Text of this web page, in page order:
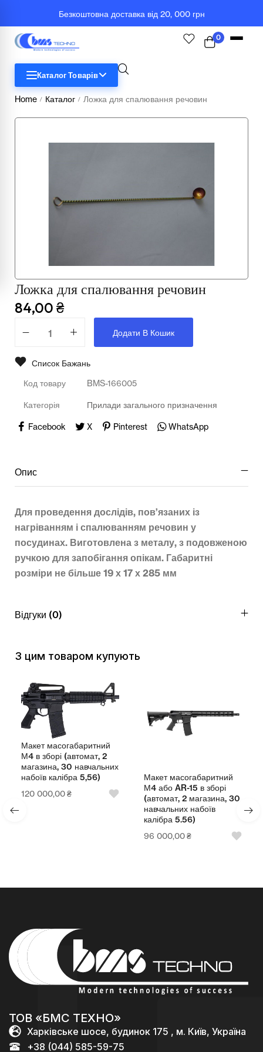
Безкоштовна доставка від 20, 000 грн
0
Каталог Товарів
Освіта
Фізика
Всі товари
Підкатегорії відсутні.
Home / Каталог / Ложка для спалювання речовин
Ложка для спалювання речовин
84,00 ₴
Додати В Кошик
Список Бажань
Код товару BMS-166005
Категорія Прилади загального призначення
Facebook X Pinterest WhatsApp
Опис
Для проведення дослідів, пов’язаних із
нагріванням і спалюванням речовин у
посудинах. Виготовлена з металу, з подовженою
ручкою для запобігання опікам. Габаритні
розміри не більше 19 х 17 х 285 мм
Відгуки (0)
З цим товаром купують
Макет масогабаритний
М4 в зборі (автомат, 2
магазина, 30 навчальних
набоїв калібра 5,56)
120 000,00₴
Макет масогабаритний
М4 або AR-15 в зборі
(автомат, 2 магазина, 30
навчальних набоїв
калібра 5.56)
96 000,00₴
ТОВ «БМС ТЕХНО»
Харківське шосе, будинок 175 , м. Київ, Україна
+38 (044) 585-59-75